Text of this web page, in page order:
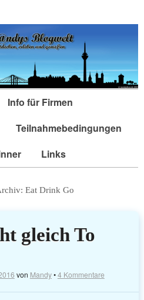
Info für Firmen
Teilnahmebedingungen
Links
Eat Drink Go
gleich To
von Mandy•4 Kommentare